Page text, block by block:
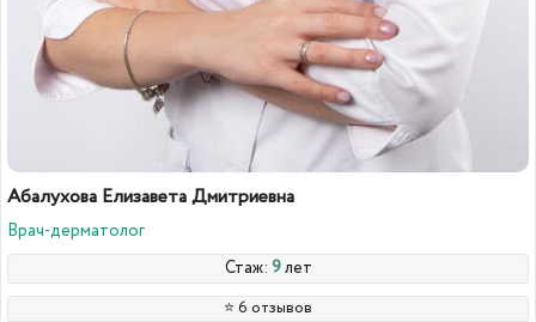
Абалухова Елизавета Дмитриевна
Врач-дерматолог
Стаж: 9лет
⭐️ 6 отзывов